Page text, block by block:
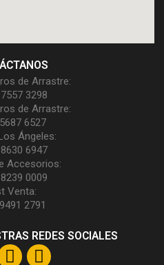
de Arrastre:
3298
de Arrastre:
6527
Ángeles:
6947
Accesorios:
0009
Venta:
2791
REDES SOCIALES